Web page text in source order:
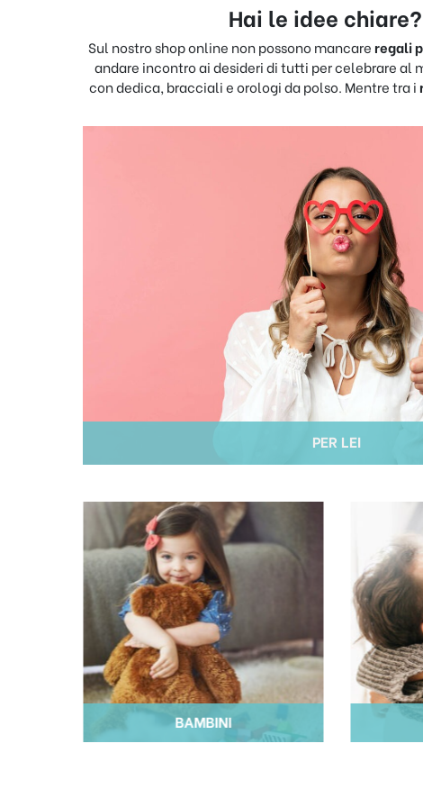
Hai le idee
Sul nostro shop online non possono mancare regali
andare incontro ai desideri di tutti per celebrare al
con dedica, bracciali e orologi da polso. Mentre tra i
PER LEI
BAMBINI